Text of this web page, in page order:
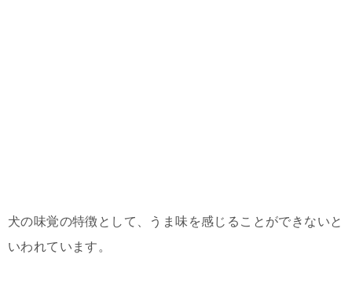
犬の味覚の特徴として、うま味を感じることができないと
いわれています。